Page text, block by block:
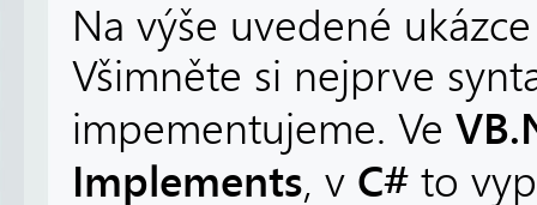
Na výše uvedené
Všimněte si nejprve
impementujeme. Ve
Implements, v C# to